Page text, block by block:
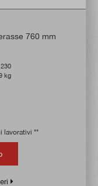
760 mm
kg
lavorativi **